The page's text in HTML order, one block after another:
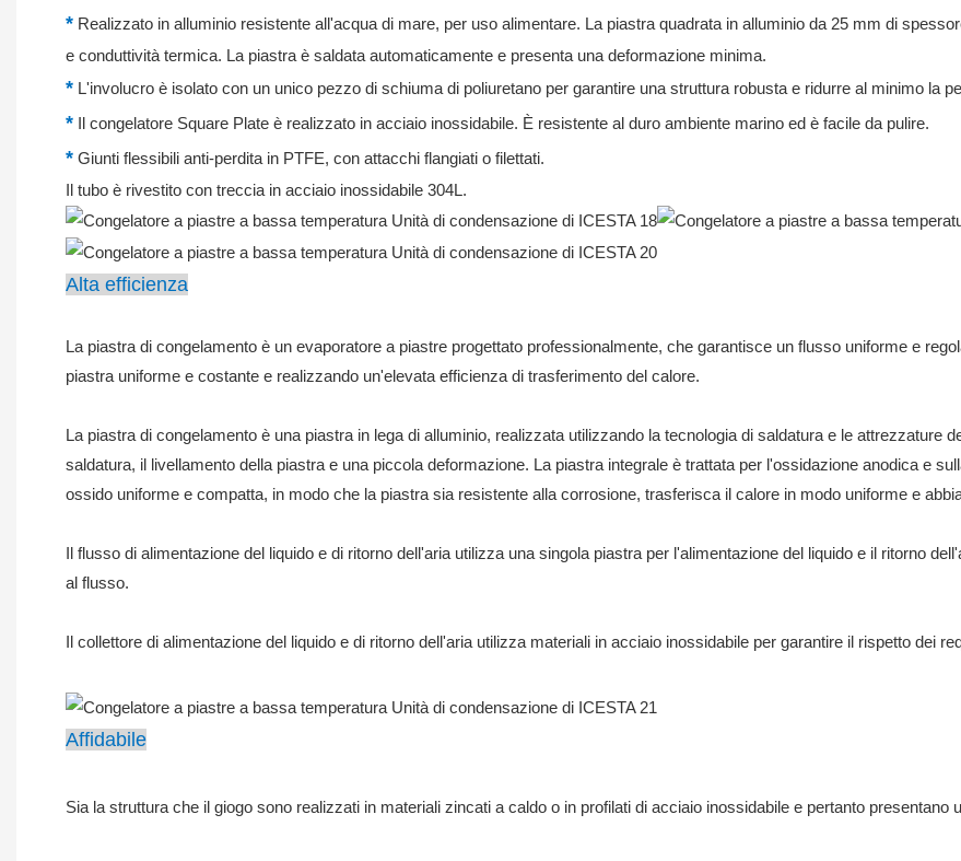
* Realizzato in alluminio resistente all'acqua di mare, per uso alimentare. La piastra quadrata in alluminio da 25 mm di
e conduttività termica. La piastra è saldata automaticamente e presenta una deformazione minima.
* L'involucro è isolato con un unico pezzo di schiuma di poliuretano per garantire una struttura robusta e ridurre al minimo la
* Il congelatore Square Plate è realizzato in acciaio inossidabile. È resistente al duro ambiente marino ed è facile da pulire.
* Giunti flessibili anti-perdita in PTFE, con attacchi flangiati o filettati.
Il tubo è rivestito con treccia in acciaio inossidabile 304L.
Alta efficienza
La piastra di congelamento è un evaporatore a piastre progettato professionalmente, che garantisce un flusso uniforme e
piastra uniforme e costante e realizzando un'elevata efficienza di trasferimento del calore.
La piastra di congelamento è una piastra in lega di alluminio, realizzata utilizzando la tecnologia di saldatura e le attrezzature
saldatura, il livellamento della piastra e una piccola deformazione. La piastra integrale è trattata per l'ossidazione anodica e
ossido uniforme e compatta, in modo che la piastra sia resistente alla corrosione, trasferisca il calore in modo uniforme e
Il flusso di alimentazione del liquido e di ritorno dell'aria utilizza una singola piastra per l'alimentazione del liquido e il ritorno
al flusso.
Il collettore di alimentazione del liquido e di ritorno dell'aria utilizza materiali in acciaio inossidabile per garantire il rispetto dei
Affidabile
Sia la struttura che il giogo sono realizzati in materiali zincati a caldo o in profilati di acciaio inossidabile e pertanto presentano